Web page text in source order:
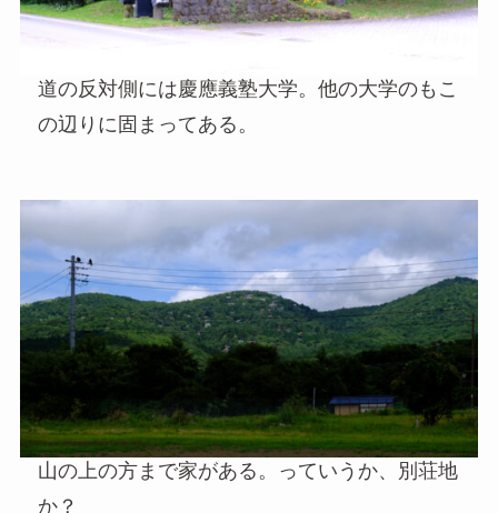
道の反対側には慶應義塾大学。他の大学のもこ
の辺りに固まってある。
山の上の方まで家がある。っていうか、別荘地
か？